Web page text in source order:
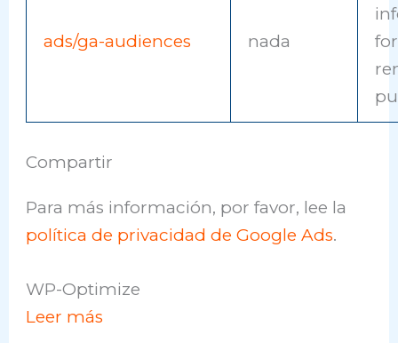
ads/ga-audiences nada
for
Compartir
Para más información, por favor, lee la
política de privacidad de Google Ads.
WP-Optimize
Leer más